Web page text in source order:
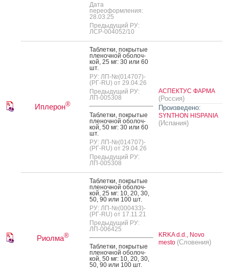
Дата
переоформления:
28.03.25
Предыдущий РУ:
ЛСР-004052/10
Иплерон®
Таб­летки, пок­ры­тые
пле­ноч­ной обо­лоч­
кой, 25 мг: 30 или 60
шт.
РУ: ЛП-№(014707)-
(РГ-RU) от 29.04.26
Предыдущий РУ:
ЛП-005308
Таб­летки, пок­ры­тые
пле­ноч­ной обо­лоч­
кой, 50 мг: 30 или 60
шт.
РУ: ЛП-№(014707)-
(РГ-RU) от 29.04.26
Предыдущий РУ:
ЛП-005308
АСПЕКТУС ФАРМА
(Россия)
Произведено:
SYNTHON HISPANIA
(Испания)
Риолма®
Таб­летки, пок­ры­тые
пле­ноч­ной обо­лоч­
кой, 25 мг: 10, 20, 30,
50, 90 или 100 шт.
РУ: ЛП-№(000433)-
(РГ-RU) от 17.11.21
Предыдущий РУ:
ЛП-006425
Таб­летки, пок­ры­тые
пле­ноч­ной обо­лоч­
кой, 50 мг: 10, 20, 30,
50, 90 или 100 шт.
KRKA d.d., Novo
mesto (Словения)